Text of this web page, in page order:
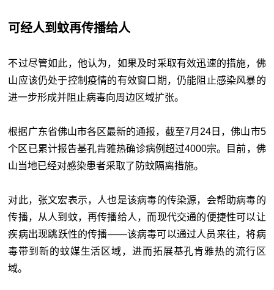
可经人到蚊再传播给人
不过尽管如此，他认为，如果及时采取有效迅速的措施，佛
山应该仍处于控制疫情的有效窗口期，仍能阻止感染风暴的
进一步形成并阻止病毒向周边区域扩张。
根据广东省佛山市各区最新的通报，截至7月24日，佛山市5
个区已累计报告基孔肯雅热确诊病例超过4000宗。目前，佛
山当地已经对感染患者采取了防蚊隔离措施。
对此，张文宏表示，人也是该病毒的传染源，会帮助病毒的
传播，从人到蚊，再传播给人，而现代交通的便捷性可以让
疾病出现跳跃性的传播——该病毒可以通过人员来往，将病
毒带到新的蚊媒生活区域，进而拓展基孔肯雅热的流行区
域。